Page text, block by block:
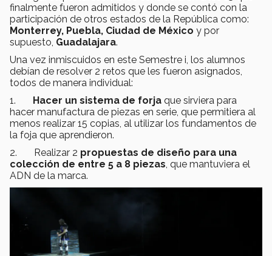
finalmente fueron admitidos y donde se contó con la
participación de otros estados de la República como:
Monterrey, Puebla, Ciudad de México y por
supuesto, Guadalajara.
Una vez inmiscuidos en este Semestre i, los alumnos
debían de resolver 2 retos que les fueron asignados,
todos de manera individual:
1. Hacer un sistema de forja que sirviera para
hacer manufactura de piezas en serie, que permitiera al
menos realizar 15 copias, al utilizar los fundamentos de
la foja que aprendieron.
2. Realizar 2 propuestas de diseño para una
colección de entre 5 a 8 piezas , que mantuviera el
ADN de la marca.